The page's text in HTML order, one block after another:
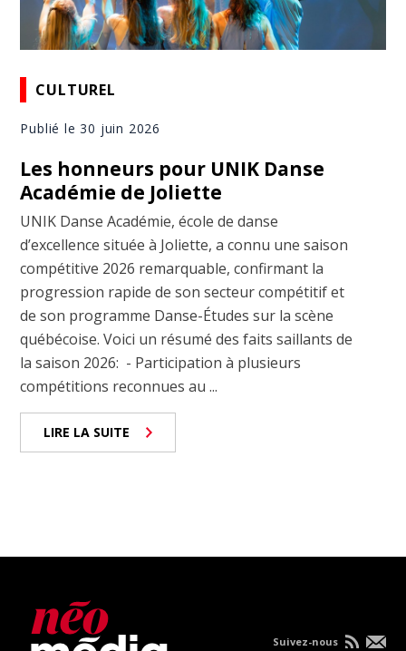
CULTUREL
Publié le 30 juin 2026
Les honneurs pour UNIK Danse
Académie de Joliette
UNIK Danse Académie, école de danse
d’excellence située à Joliette, a connu une saison
compétitive 2026 remarquable, confirmant la
progression rapide de son secteur compétitif et
de son programme Danse-Études sur la scène
québécoise. Voici un résumé des faits saillants de
la saison 2026: - Participation à plusieurs
compétitions reconnues au ...
LIRE LA SUITE
Suivez-nous